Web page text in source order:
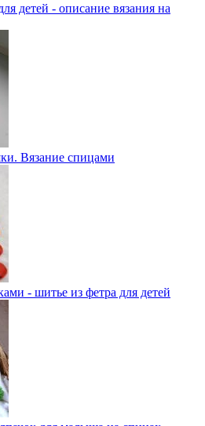
детей - описание вязания на
Вязание спицами
- шитье из фетра для детей